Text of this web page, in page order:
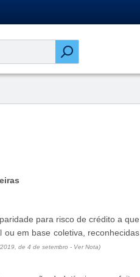
para risco de crédito a que
ou em base coletiva, reconhecidas
de 4 de setembro - Ver Nota)